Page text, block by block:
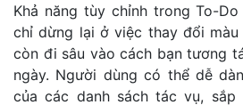
Khả năng tùy chỉnh trong To-
chỉ dừng lại ở việc thay đổi màu
còn đi sâu vào cách bạn tương
ngày. Người dùng có thể dễ
của các danh sách tác vụ,